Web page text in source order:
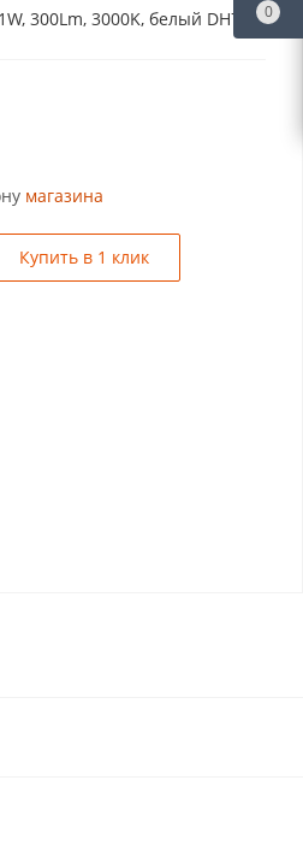
300Lm, 3000K, белый DH701
магазина
Купить в 1 клик
0